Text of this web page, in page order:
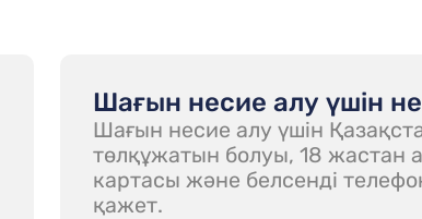
Шағын несие алу үшін
Шағын несие алу үшін
төлқұжатын болуы, 18 жастан
картасы және белсенді
қажет.